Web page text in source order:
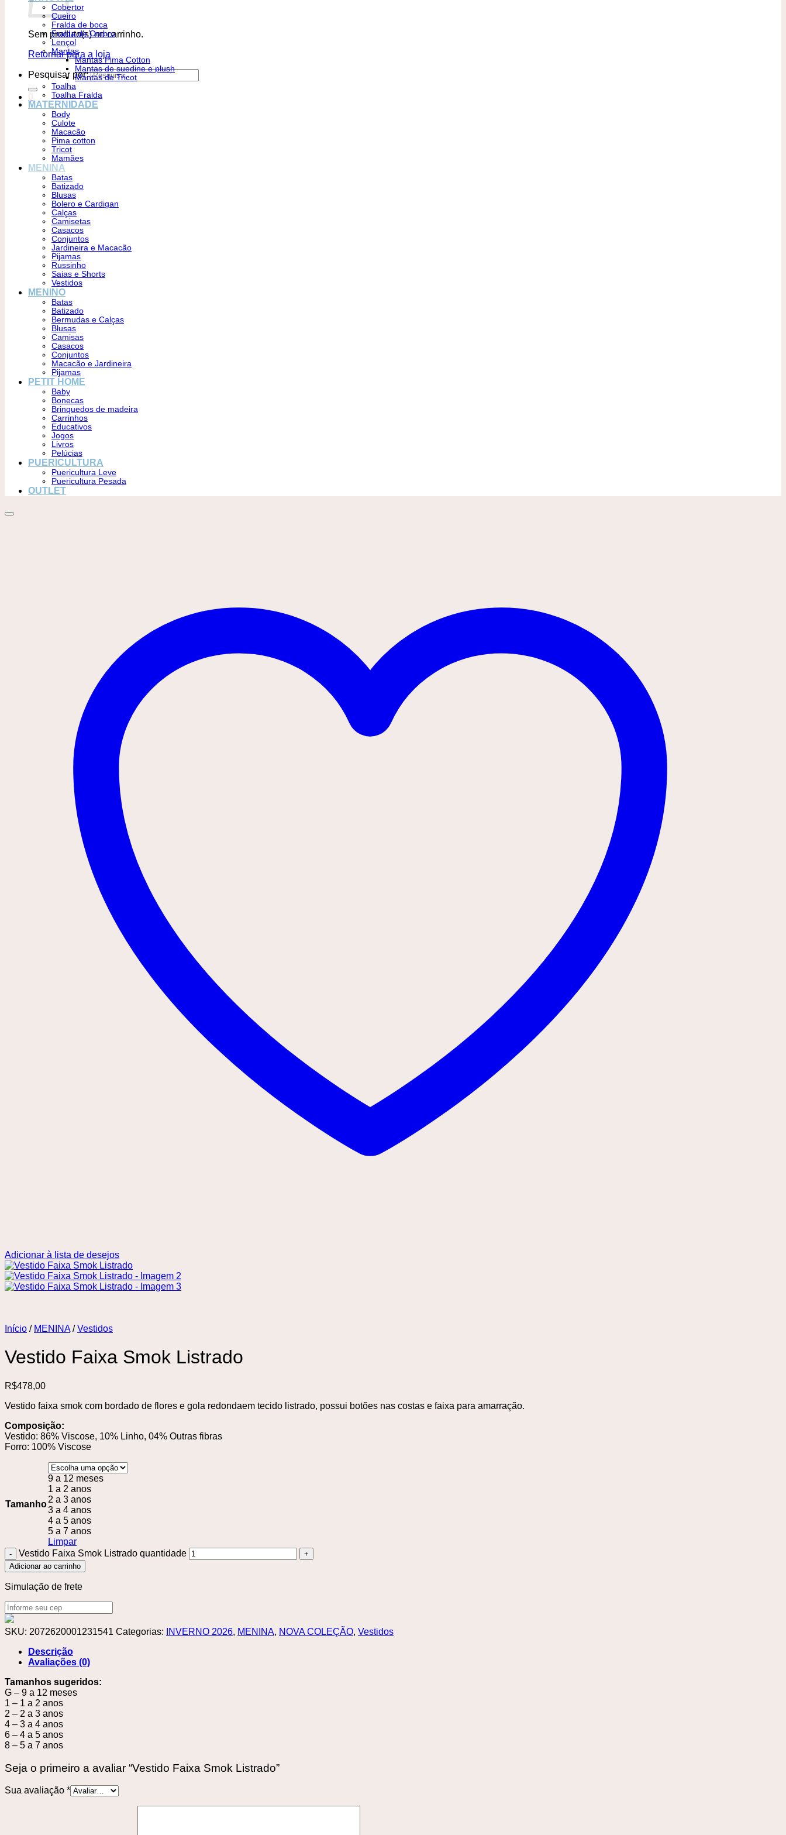
Sem produto(s) no carrinho.
Retornar para a loja
Pesquisar por:
Cobertor
Cueiro
Fralda de boca
Fralda de Ombro
Lençol
Mantas
Mantas Pima Cotton
Mantas de suedine e plush
Mantas de Tricot
Toalha
Toalha Fralda
MATERNIDADE
Body
Culote
Macacão
Pima cotton
Tricot
Mamães
MENINA
Batas
Batizado
Blusas
Bolero e Cardigan
Calças
Camisetas
Casacos
Conjuntos
Jardineira e Macacão
Pijamas
Russinho
Saias e Shorts
Vestidos
MENINO
Batas
Batizado
Bermudas e Calças
Blusas
Camisas
Casacos
Conjuntos
Macacão e Jardineira
Pijamas
PETIT HOME
Baby
Bonecas
Brinquedos de madeira
Carrinhos
Educativos
Jogos
Livros
Pelúcias
PUERICULTURA
Puericultura Leve
Puericultura Pesada
OUTLET
Adicionar à lista de desejos
Início / MENINA / Vestidos
Vestido Faixa Smok Listrado
R$478,00
Vestido faixa smok com bordado de flores e gola redondaem tecido listrado, possui botões nas costas e faixa para amarração.
Composição:
Vestido: 86% Viscose, 10% Linho, 04% Outras fibras
Forro: 100% Viscose
Tamanho
9 a 12 meses
1 a 2 anos
2 a 3 anos
3 a 4 anos
4 a 5 anos
5 a 7 anos
Limpar
Vestido Faixa Smok Listrado quantidade
Adicionar ao carrinho
Simulação de frete
SKU: 2072620001231541 Categorias: INVERNO 2026, MENINA, NOVA COLEÇÃO, Vestidos
Descrição
Avaliações (0)
Tamanhos sugeridos:
G – 9 a 12 meses
1 – 1 a 2 anos
2 – 2 a 3 anos
4 – 3 a 4 anos
6 – 4 a 5 anos
8 – 5 a 7 anos
Seja o primeiro a avaliar “Vestido Faixa Smok Listrado”
Sua avaliação *